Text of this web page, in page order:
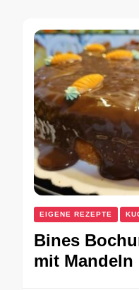
EIGENE REZEPTE
Bines
mit Mandeln